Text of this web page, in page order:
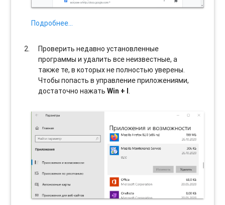
Подробнее…
Проверить недавно установленные
программы и удалить все неизвестные, а
также те, в которых не полностью уверены.
Чтобы попасть в управление приложениями,
достаточно нажатьWin + I.